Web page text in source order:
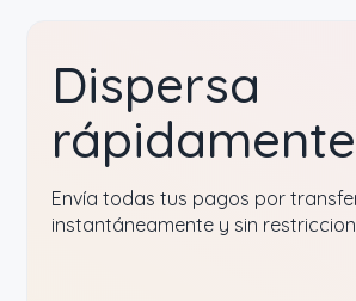
Dispersa
rápidamente
Envía todas tus pagos por
instantáneamente y sin